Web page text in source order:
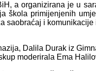
a organizirana je u
škola primijenjenih
saobraćaj i
Dalila Durak iz
moderirala Ema